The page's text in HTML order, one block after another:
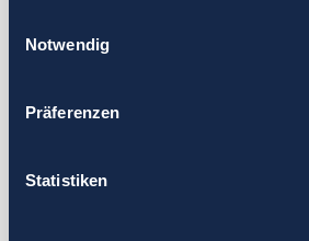
Notwendig
Präferenzen
Statistiken